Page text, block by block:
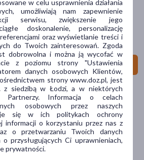
kapsułki, 120 szt.
Do koszyka
(30)
(1)
w celu usprawnienia działania
umożliwiają nam zapewnienie
serwisu, zwiększenie jego
doskonalenie, personalizację
oraz wyświetlanie treści i
do Twoich zainteresowań. Zgoda
dobrowolna i można ją wycofać w
z poziomu strony "Ustawienia
danych osobowych Klientów,
strony www.doz.pl, jest
z siedzibą w Łodzi, a w niektórych
Partnerzy. Informacja o celach
osobowych przez naszych
się w ich politykach ochrony
informacji o korzystaniu przez nas z
o przetwarzaniu Twoich danych
przysługujących Ci uprawnieniach,
prywatności.